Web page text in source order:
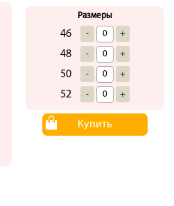
Размеры
46 - +
48 - +
50 - +
52 - +
Купить